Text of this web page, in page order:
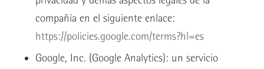
compañía en el siguiente enlace:
https://policies.google.com/terms?hl=es
Google, Inc. (Google Analytics): un servicio